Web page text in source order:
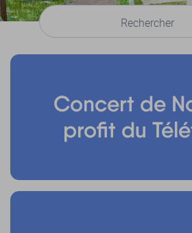
Concert de
profit du